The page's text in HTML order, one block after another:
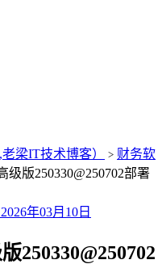
梁IT技术博客） > 财务软
级版250330@250702部署
2026年03月10日
250330@250702